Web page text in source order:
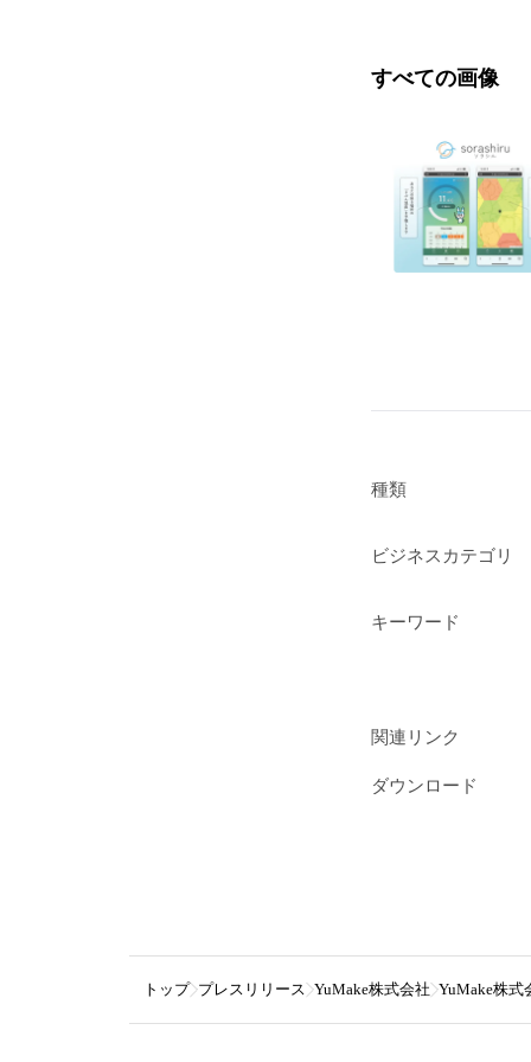
すべての画像
種類
ビジネスカテゴリ
キーワード
関連リンク
ダウンロード
トップ プレスリリース YuMake株式会社 YuMake株式